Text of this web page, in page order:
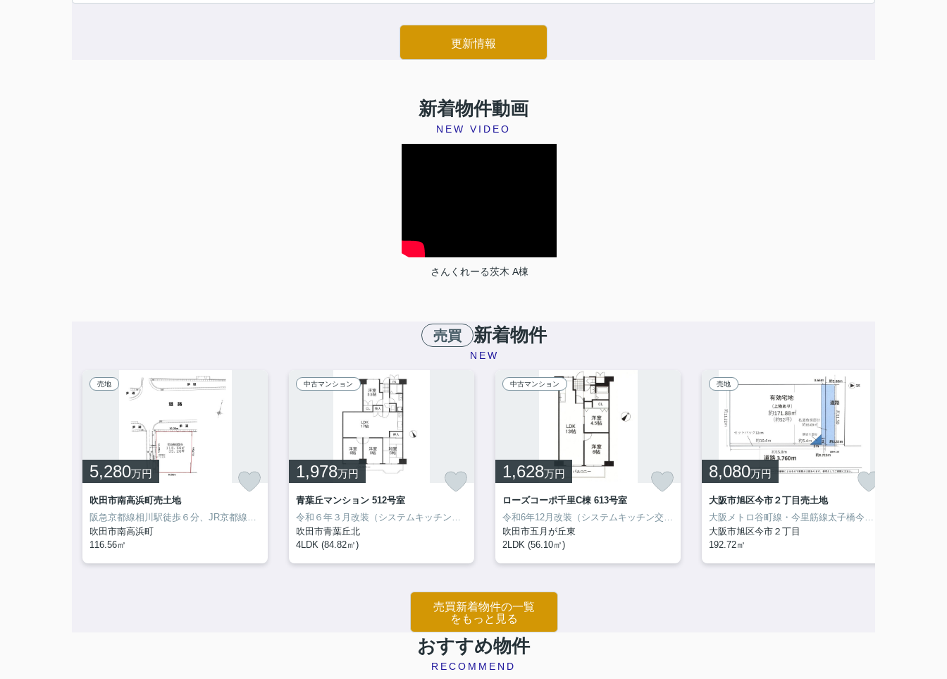
更新情報
新着物件動画
NEW VIDEO
さんくれーる茨木 A棟
売買 新着物件
NEW
売地
5,280万円
吹田市南高浜町売土地
阪急京都線相川駅徒歩６分、JR京都線吹田駅徒歩10分の実測済の角地！
吹田市南高浜町
116.56㎡
中古マンション
1,978万円
青葉丘マンション 512号室
令和６年３月改装（システムキッチン交換、ユニットバス交換、洗面台交換、トイレ交換、クロス張り替え、畳表替え、ふすま張替え、ハウスクリーニング他）
吹田市青葉丘北
4LDK (84.82㎡)
中古マンション
1,628万円
ローズコーポ千里C棟 613号室
令和6年12月改装（システムキッチン交換、ユニットバス交換、洗面台交換、トイレ交換、洗濯パン・洗濯水栓交換、クロス張り替え、ハウスクリーニングほか）
吹田市五月が丘東
2LDK (56.10㎡)
売地
8,080万円
大阪市旭区今市２丁目売土地
大阪メトロ谷町線・今里筋線太子橋今市駅まで徒歩３分ほか２線４駅が徒歩圏内。
大阪市旭区今市２丁目
192.72㎡
売買新着物件の一覧
をもっと見る
おすすめ物件
RECOMMEND